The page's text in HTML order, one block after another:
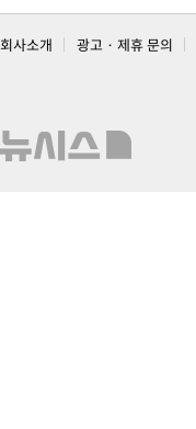
회사소개 광고 · 제휴 문의